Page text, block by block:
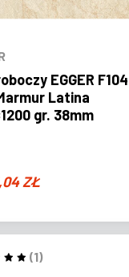
EGGER F104
Latina
gr. 38mm
ZŁ
(1)